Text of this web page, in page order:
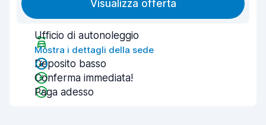
Visualizza offerta
Ufficio di autonoleggio
Mostra i dettagli della sede
Deposito basso
Conferma immediata!
Paga adesso